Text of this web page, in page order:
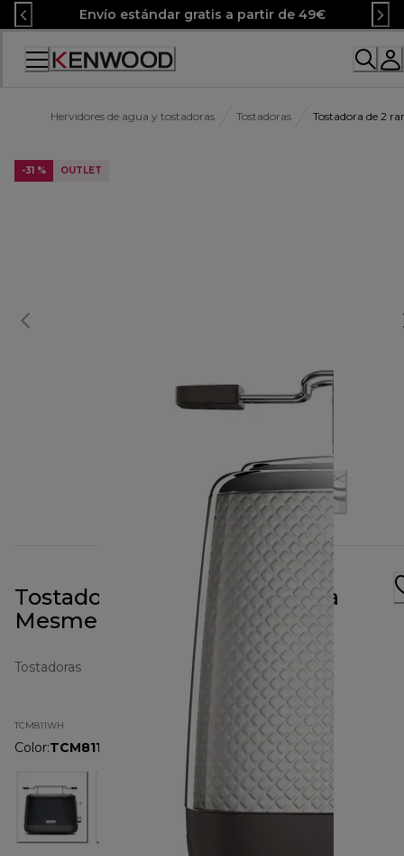
Skip
to
Content
Envío estándar gratis a partir de 49€
Accessibility
Hervidores de agua y tostadoras Tostadoras Tostadora de 2
-31 % OUTLET
Tostadora de 2 ranuras blanca
Mesmerine TCM811WH
Tostadoras
TCM811WH
Color:TCM811WH